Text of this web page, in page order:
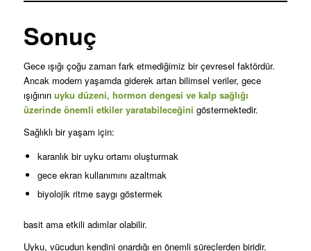
Sonuç
Gece ışığı çoğu zaman fark etmediğimiz bir çevresel faktördür.
Ancak modern yaşamda giderek artan bilimsel veriler, gece
ışığının uyku düzeni, hormon dengesi ve kalp sağlığı
üzerinde önemli etkiler yaratabileceğini göstermektedir.
Sağlıklı bir yaşam için:
karanlık bir uyku ortamı oluşturmak
gece ekran kullanımını azaltmak
biyolojik ritme saygı göstermek
basit ama etkili adımlar olabilir.
Uyku, vücudun kendini onardığı en önemli süreçlerden biridir.